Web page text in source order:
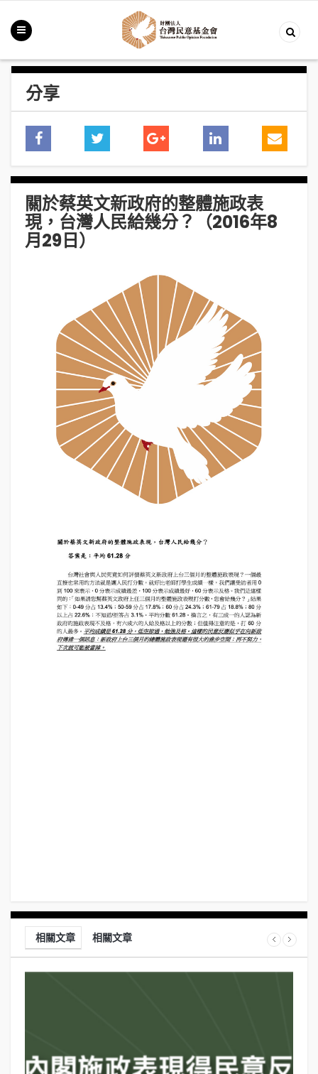
分享
關於蔡英文新政府的整體施政表
現，台灣人民給幾分？（2016年8
月29日）
相關文章 相關文章